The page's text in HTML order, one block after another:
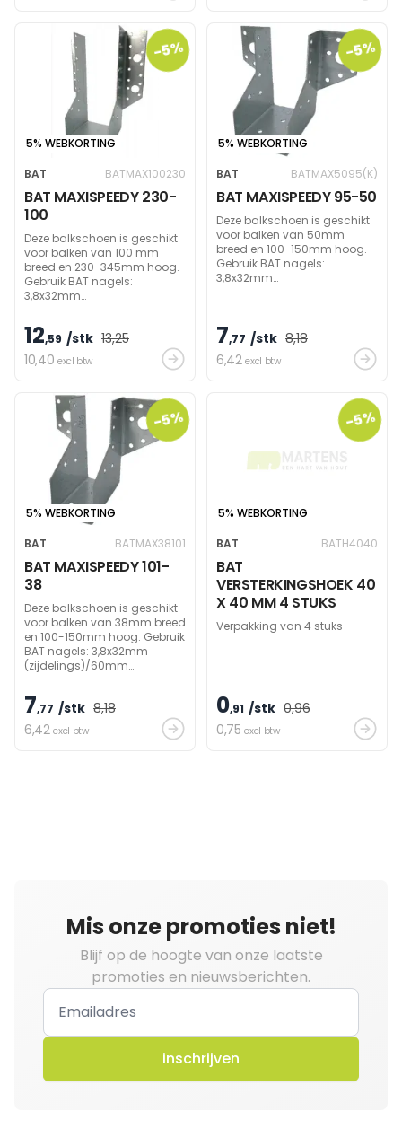
-5%
5% WEBKORTING
BAT
BATMAX100230
BAT MAXISPEEDY 230-
100
Deze balkschoen is geschikt
voor balken van 100 mm
breed en 230-345mm hoog.
Gebruik BAT nagels:
3,8x32mm
(draagbalk) om
draagvermogen te bereiken.
12,59 /stk 13,25
10,40 excl btw
-5%
5% WEBKORTING
BAT
BATMAX5095(K)
BAT MAXISPEEDY 95-50
Deze balkschoen is geschikt
voor balken van 50mm
breed en 100-150mm hoog.
Gebruik BAT nagels:
3,8x32mm
7,77 /stk 8,18
6,42 excl btw
-5%
5% WEBKORTING
BAT
BATMAX38101
BAT MAXISPEEDY 101-
38
Deze balkschoen is geschikt
voor balken van 38mm breed
en 100-150mm hoog. Gebruik
BAT nagels: 3,8x32mm
(zijdelings)/60mm
draagvermogen te bereiken.
7,77 /stk 8,18
6,42 excl btw
-5%
5% WEBKORTING
BAT
BATH4040
BAT
VERSTERKINGSHOEK 40
X 40 MM 4 STUKS
Verpakking van 4 stuks
0,91 /stk 0,96
0,75 excl btw
Mis onze promoties niet!
Blijf op de hoogte van onze laatste
promoties en nieuwsberichten.
inschrijven